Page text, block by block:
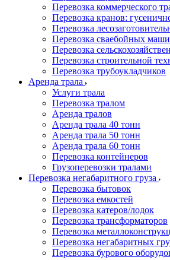
Перевозка коммерческого
Перевозка кранов:
Перевозка
Перевозка сваебойных
Перевозка
Перевозка строительной
Перевозка трубоукладчиков
Аренда трала
Услуги трала
Перевозка тралом
Аренда тралов
Аренда трала 40 тонн
Аренда трала 50 тонн
Аренда трала 60 тонн
Перевозка контейнеров
Грузоперевозки тралами
Перевозка негабаритного груза
Перевозка бытовок
Перевозка емкостей
Перевозка катеров/лодок
Перевозка трансформаторов
Перевозка
Перевозка негабаритных
Перевозка бурового